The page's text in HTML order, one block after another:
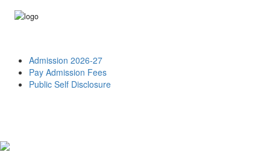
Admission 2026-27
Pay Admission Fees
Public Self Disclosure